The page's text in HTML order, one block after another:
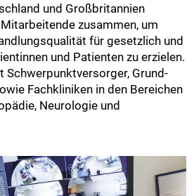
und Großbritannien
zusammen, um
für gesetzlich und
und Patienten zu erzielen.
Grund-
Fachkliniken in den Bereichen
Neurologie und